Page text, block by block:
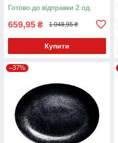
Готово до відправки 2 од.
659,95 ₴ 1 048,95 ₴
Купити
–37%